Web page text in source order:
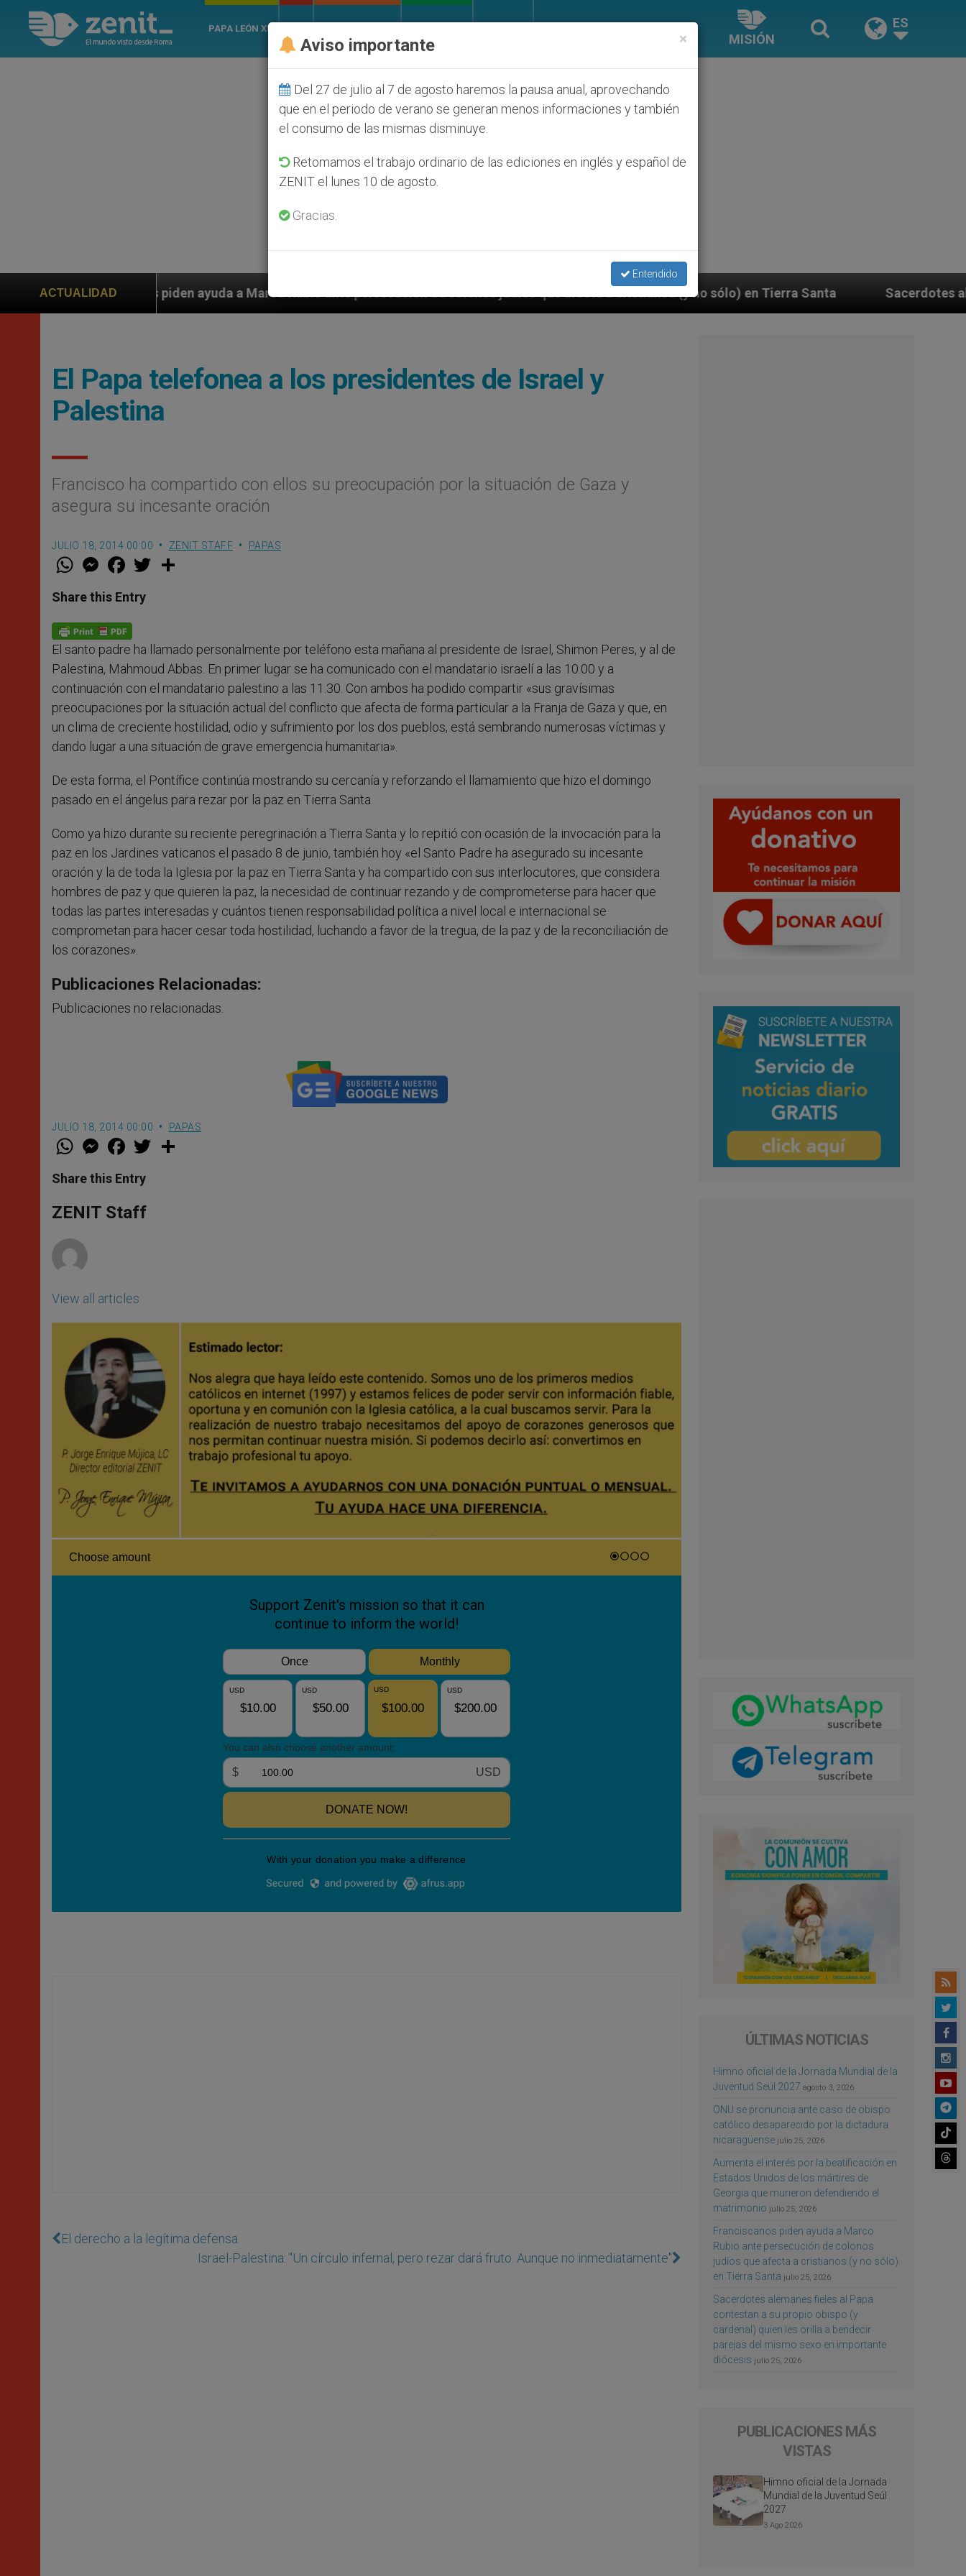
PAPA LEÓN XIV
MISIÓN
ES
ACTUALIDAD
piden ayuda a Marco Rubio ante persecución de colonos judíos que afecta a cristianos (y no sólo) en Tierra Santa Sacerdotes alemanes fieles al
El Papa telefonea a los presidentes de Israel y
Palestina
Francisco ha compartido con ellos su preocupación por la situación de Gaza y
asegura su incesante oración
JULIO 18, 2014 00:00 ZENIT STAFF PAPAS
W
t
s
p
p
M
e
s
e
g
e
r
F
a
e
b
o
k
w
Share this Entry
El santo padre ha llamado personalmente por teléfono esta mañana al presidente de Israel, Shimon Peres, y al de
Palestina, Mahmoud Abbas. En primer lugar se ha comunicado con el mandatario israelí a las 10.00 y a
continuación con el mandatario palestino a las 11.30. Con ambos ha podido compartir «sus gravísimas
preocupaciones por la situación actual del conflicto que afecta de forma particular a la Franja de Gaza y que, en
un clima de creciente hostilidad, odio y sufrimiento por los dos pueblos, está sembrando numerosas víctimas y
dando lugar a una situación de grave emergencia humanitaria».
De esta forma, el Pontífice continúa mostrando su cercanía y reforzando el llamamiento que hizo el domingo
pasado en el ángelus para rezar por la paz en Tierra Santa.
Como ya hizo durante su reciente peregrinación a Tierra Santa y lo repitió con ocasión de la invocación para la
paz en los Jardines vaticanos el pasado 8 de junio, también hoy «el Santo Padre ha asegurado su incesante
oración y la de toda la Iglesia por la paz en Tierra Santa y ha compartido con sus interlocutores, que considera
hombres de paz y que quieren la paz, la necesidad de continuar rezando y de comprometerse para hacer que
todas las partes interesadas y cuántos tienen responsabilidad política a nivel local e internacional se
comprometan para hacer cesar toda hostilidad, luchando a favor de la tregua, de la paz y de la reconciliación de
los corazones».
Publicaciones Relacionadas:
Publicaciones no relacionadas.
JULIO 18, 2014 00:00 PAPAS
W
t
s
p
p
M
e
s
e
g
e
F
a
e
b
o
k
w
Share this Entry
ZENIT Staff
View all articles
El derecho a la legí­tima defensa
Israel-Palestina: "Un círculo infernal, pero rezar dará fruto. Aunque no inmediatamente"
ÚLTIMAS NOTICIAS
Himno oficial de la Jornada Mundial de la
Juventud Seúl 2027 agosto 3, 2026
ONU se pronuncia ante caso de obispo
católico desaparecido por la dictadura
nicaragüense julio 25, 2026
Aumenta el interés por la beatificación en
Estados Unidos de los mártires de
Georgia que murieron defendiendo el
matrimonio julio 25, 2026
Franciscanos piden ayuda a Marco
Rubio ante persecución de colonos
judíos que afecta a cristianos (y no sólo)
en Tierra Santa julio 25, 2026
Sacerdotes alemanes fieles al Papa
contestan a su propio obispo (y
cardenal) quien les orilla a bendecir
parejas del mismo sexo en importante
diócesis julio 25, 2026
PUBLICACIONES MÁS
VISTAS
Himno oficial de la Jornada
Mundial de la Juventud Seúl
2027
3 Ago 2026
×
Aviso importante
Del 27 de julio al 7 de agosto haremos la pausa anual, aprovechando
que en el periodo de verano se generan menos informaciones y también
el consumo de las mismas disminuye.
Retomamos el trabajo ordinario de las ediciones en inglés y español de
ZENIT el lunes 10 de agosto.
Gracias.
Entendido